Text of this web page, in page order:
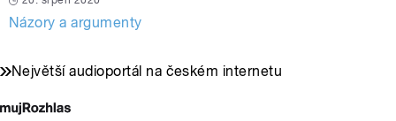
Názory a argumenty
Největší audioportál na českém internetu